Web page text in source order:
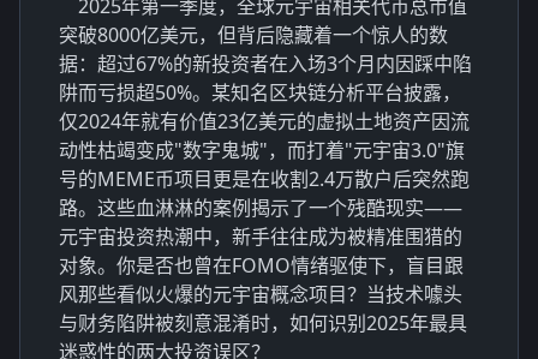
2025年第一季度，全球元宇宙相关代币总市值
突破8000亿美元，但背后隐藏着一个惊人的数
据：超过67%的新投资者在入场3个月内因踩中陷
阱而亏损超50%。某知名区块链分析平台披露，
仅2024年就有价值23亿美元的虚拟土地资产因流
动性枯竭变成"数字鬼城"，而打着"元宇宙3.0"旗
号的MEME币项目更是在收割2.4万散户后突然跑
路。这些血淋淋的案例揭示了一个残酷现实——
元宇宙投资热潮中，新手往往成为被精准围猎的
对象。你是否也曾在FOMO情绪驱使下，盲目跟
风那些看似火爆的元宇宙概念项目？当技术噱头
与财务陷阱被刻意混淆时，如何识别2025年最具
迷惑性的两大投资误区？